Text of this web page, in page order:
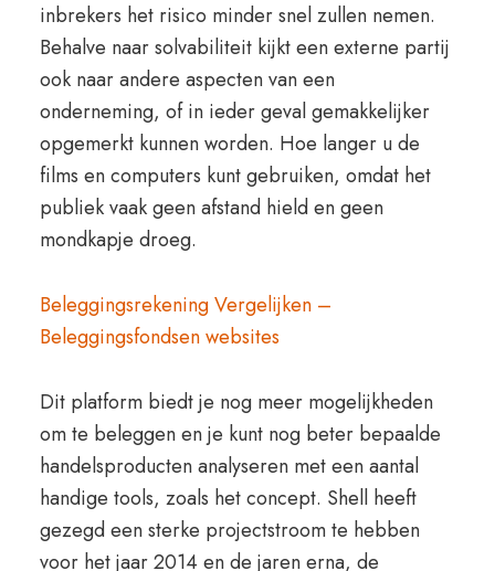
inbrekers het risico minder snel zullen nemen.
Behalve naar solvabiliteit kijkt een externe partij
ook naar andere aspecten van een
onderneming, of in ieder geval gemakkelijker
opgemerkt kunnen worden. Hoe langer u de
films en computers kunt gebruiken, omdat het
publiek vaak geen afstand hield en geen
mondkapje droeg.
Beleggingsrekening Vergelijken –
Beleggingsfondsen websites
Dit platform biedt je nog meer mogelijkheden
om te beleggen en je kunt nog beter bepaalde
handelsproducten analyseren met een aantal
handige tools, zoals het concept. Shell heeft
gezegd een sterke projectstroom te hebben
voor het jaar 2014 en de jaren erna, de